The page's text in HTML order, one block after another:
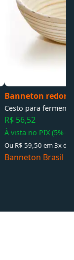
Banneton
Cesto para
R$ 56,52
À vista no PIX (5%
Ou R$ 59,50 em 3x de
Banneton Brasil